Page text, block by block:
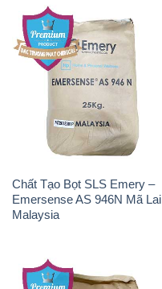
Chất Tạo Bọt SLS Emery –
Emersense AS 946N Mã Lai
Malaysia